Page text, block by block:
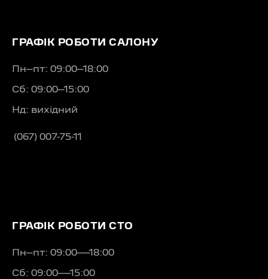
ГРАФІК РОБОТИ САЛОНУ
Пн–пт: 09:00–18:00
Сб: 09:00–15:00
Нд: вихідний
(067) 007-75-11
ГРАФІК РОБОТИ СТО
Пн–пт: 09:00—18:00
Сб: 09:00—15:00